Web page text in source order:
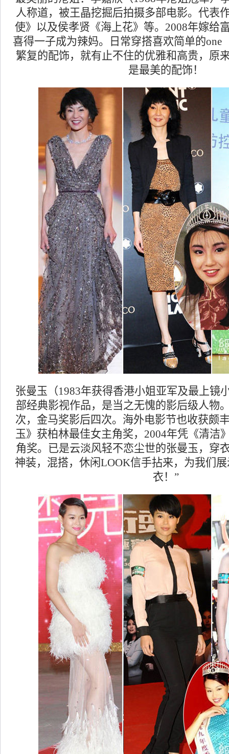
人称道，被王晶挖掘后拍摄多部电影。代表
使》以及侯孝贤《海上花》等。2008年嫁给
喜得一子成为辣妈。日常穿搭喜欢简单的
繁复的配饰，就有止不住的优雅和高贵，原
是最美的配饰！
张曼玉（1983年获得香港小姐亚军及最上镜
部经典影视作品，是当之无愧的影后级人物
次，金马奖影后四次。海外电影节也收获颇
玉》获柏林最佳女主角奖，2004年凭《清洁
角奖。已是云淡风轻不恋尘世的张曼玉，穿
神装，混搭，休闲LOOK信手拈来，为我们
衣！”